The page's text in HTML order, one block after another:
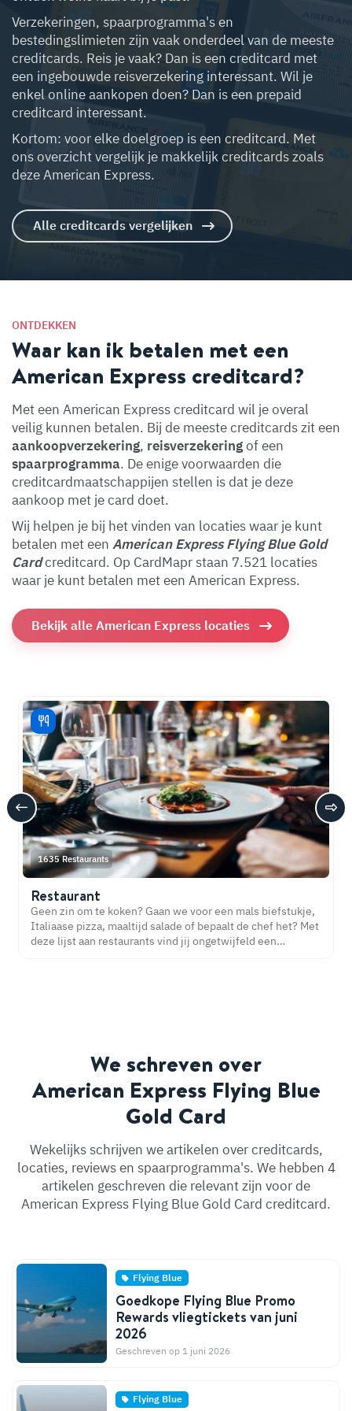
Verzekeringen, spaarprogramma's en
bestedingslimieten zijn vaak onderdeel van de meeste
creditcards. Reis je vaak? Dan is een creditcard met
een ingebouwde reisverzekering interessant. Wil je
enkel online aankopen doen? Dan is een prepaid
creditcard interessant.
Kortom: voor elke doelgroep is een creditcard. Met
ons overzicht vergelijk je makkelijk creditcards zoals
deze American Express.
Alle creditcards vergelijken
ONTDEKKEN
Waar kan ik betalen met een
American Express creditcard?
Met een American Express creditcard wil je overal
veilig kunnen betalen. Bij de meeste creditcards zit een
aankoopverzekering, reisverzekeringof een
spaarprogramma. De enige voorwaarden die
creditcardmaatschappijen stellen is dat je deze
aankoop met je card doet.
Wij helpen je bij het vinden van locaties waar je kunt
betalen met een American Express Flying Blue Gold
Cardcreditcard. Op CardMapr staan 7.521 locaties
waar je kunt betalen met een American Express.
Bekijk alle American Express locaties
1635 Restaurants
Restaurant
Geen zin om te koken? Gaan we voor een mals biefstukje,
Italiaase pizza, maaltijd salade of bepaalt de chef het? Met
deze lijst aan restaurants vind jij ongetwijfeld een
We schreven over
American Express Flying Blue
Gold Card
Wekelijks schrijven we artikelen over creditcards,
locaties, reviews en spaarprogramma's. We hebben 4
artikelen geschreven die relevant zijn voor de
American Express Flying Blue Gold Card creditcard.
Flying Blue
Goedkope Flying Blue Promo
Rewards vliegtickets van juni
2026
Geschreven op 1 juni 2026
Flying Blue